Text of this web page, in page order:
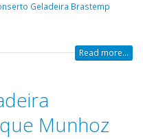
Geladeira Brastemp
Read more...
Munhoz